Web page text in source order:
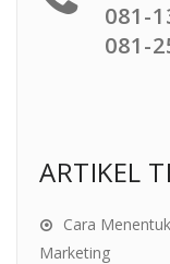
081-
081-
ARTIKEL
Cara
Marketing